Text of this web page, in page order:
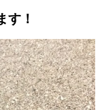
す！